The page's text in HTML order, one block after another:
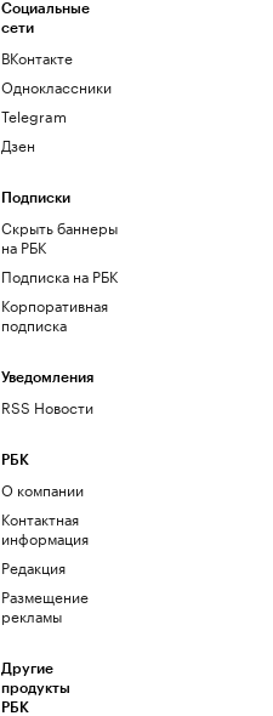
Социальные
сети
ВКонтакте
Одноклассники
Telegram
Дзен
Подписки
Скрыть баннеры
на РБК
Подписка на РБК
Корпоративная
подписка
Уведомления
RSS Новости
РБК
О компании
Контактная
информация
Редакция
Размещение
рекламы
Другие
продукты
РБК